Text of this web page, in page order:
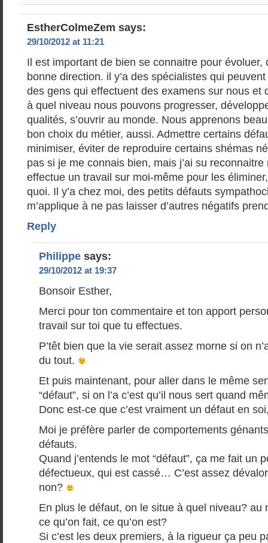
EstherColmeZem says:
29/10/2012 at 11:21
Il est important de bien se connaitre pour évoluer,
bonne direction. il y’a des spécialistes qui
des gens qui effectuent des examens sur nous et
à quel niveau nous pouvons progresser,
qualités, s’ouvrir au monde. Nous apprenons
bon choix du métier, aussi. Admettre certains
minimiser, éviter de reproduire certains shémas
pas si je me connais bien, mais j’ai su
effectue un travail sur moi-même pour les
quoi. Il y’a chez moi, des petits défauts
m’applique à ne pas laisser d’autres négatifs
Reply
Philippe says:
29/10/2012 at 19:37
Bonsoir Esther,
Merci pour ton commentaire et ton apport
travail sur toi que tu effectues.
P’têt bien que la vie serait assez morne si on
du tout.
Et puis maintenant, pour aller dans le même
“défaut”, si on l’a c’est qu’il nous sert quand
Donc est-ce que c’est vraiment un défaut en
Moi je préfère parler de comportements
défauts.
Quand j’entends le mot “défaut”, ça me fait un
défectueux, qui est cassé… C’est assez
non?
En plus le défaut, on le situe à quel niveau? au
ce qu’on fait, ce qu’on est?
Si c’est les deux premiers, à la rigueur ça peu